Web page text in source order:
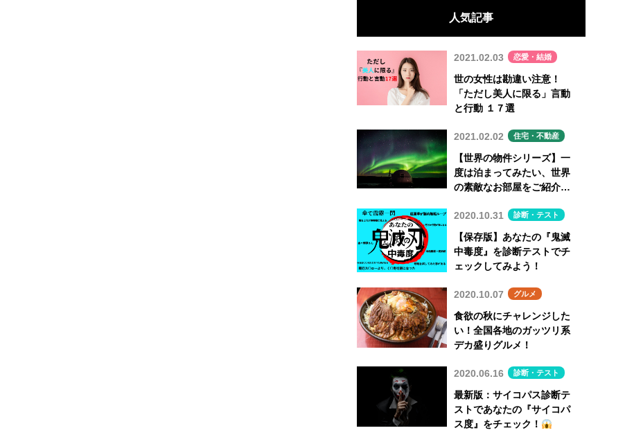
人気記事
2021.02.03 恋愛・結婚
世の女性は勘違い注意！
「ただし美人に限る」言動
と行動 １７選
2021.02.02 住宅・不動産
【世界の物件シリーズ】一
度は泊まってみたい、世界
の素敵なお部屋をご紹介
2020.10.31
診断・テスト
【保存版】あなたの『鬼滅
中毒度』を診断テストでチ
ェックしてみよう！
2020.10.07 グルメ
食欲の秋にチャレンジした
い！全国各地のガッツリ系
デカ盛りグルメ！
2020.06.16 診断・テスト
最新版：サイコパス診断テ
ストであなたの『サイコパ
ス度』をチェック！